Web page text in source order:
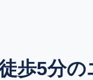
歩5分